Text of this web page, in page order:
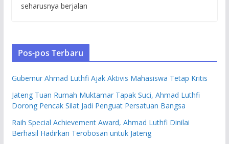
seharusnya berjalan
Pos-pos Terbaru
Gubernur Ahmad Luthfi Ajak Aktivis Mahasiswa Tetap Kritis
Jateng Tuan Rumah Muktamar Tapak Suci, Ahmad Luthfi
Dorong Pencak Silat Jadi Penguat Persatuan Bangsa
Raih Special Achievement Award, Ahmad Luthfi Dinilai
Berhasil Hadirkan Terobosan untuk Jateng